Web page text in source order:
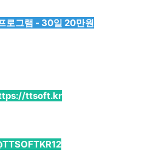
로그램 - 30일 20만원
ttsoft.kr